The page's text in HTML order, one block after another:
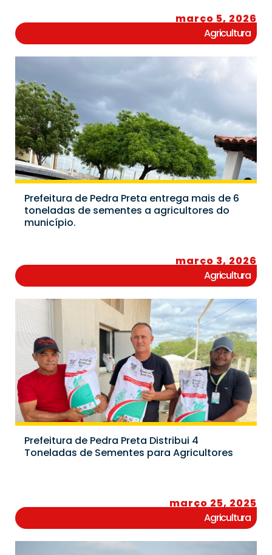
março 5, 2026
Agricultura
Prefeitura de Pedra Preta entrega mais de 6
toneladas de sementes a agricultores do
município.
março 3, 2026
Agricultura
Prefeitura de Pedra Preta Distribui 4
Toneladas de Sementes para Agricultores
março 25, 2025
Agricultura